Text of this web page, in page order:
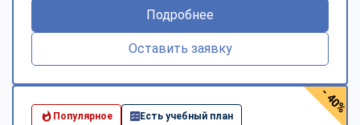
Подробнее
Оставить заявку
Популярное Есть учебный план
- 40%